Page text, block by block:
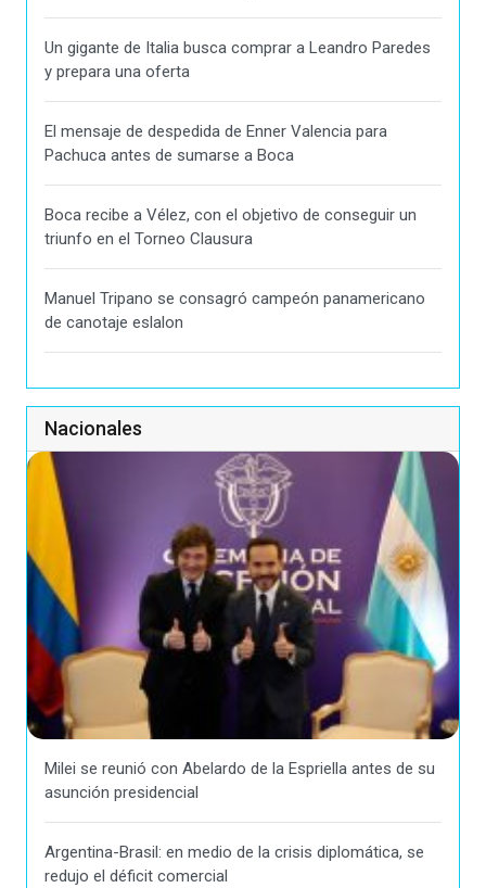
Un gigante de Italia busca comprar a Leandro Paredes
y prepara una oferta
El mensaje de despedida de Enner Valencia para
Pachuca antes de sumarse a Boca
Boca recibe a Vélez, con el objetivo de conseguir un
triunfo en el Torneo Clausura
Manuel Tripano se consagró campeón panamericano
de canotaje eslalon
Nacionales
Milei se reunió con Abelardo de la Espriella antes de su
asunción presidencial
Argentina-Brasil: en medio de la crisis diplomática, se
redujo el déficit comercial